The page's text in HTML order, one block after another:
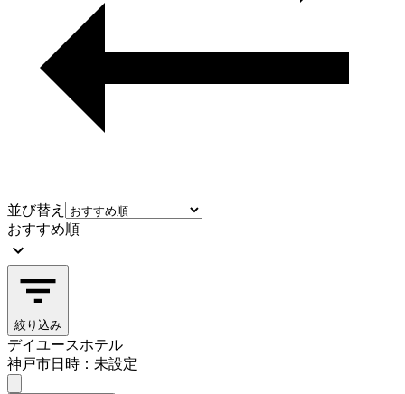
並び替え
おすすめ順
絞り込み
デイユースホテル
神戸市日時：未設定